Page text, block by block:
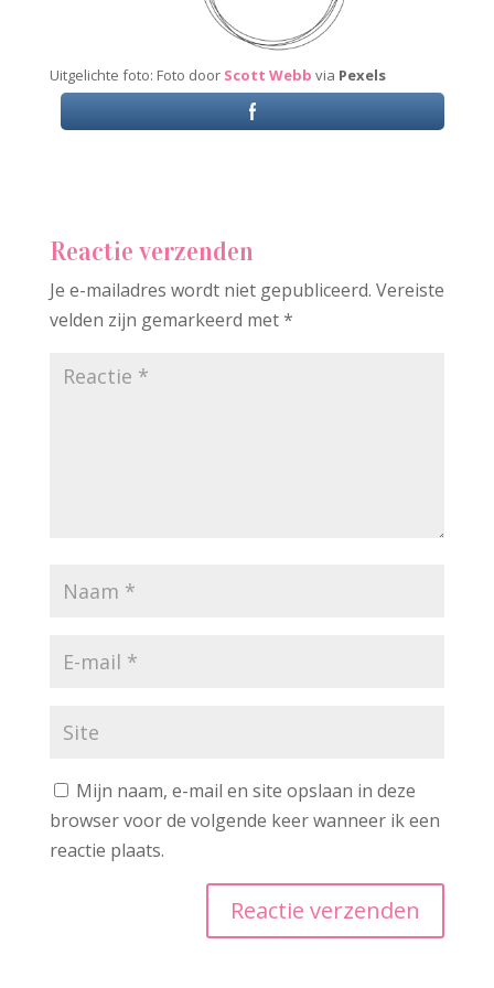
Uitgelichte foto: Foto door Scott Webb via Pexels
Reactie verzenden
Je e-mailadres wordt niet gepubliceerd. Vereiste
velden zijn gemarkeerd met*
Mijn naam, e-mail en site opslaan in deze
browser voor de volgende keer wanneer ik een
reactie plaats.